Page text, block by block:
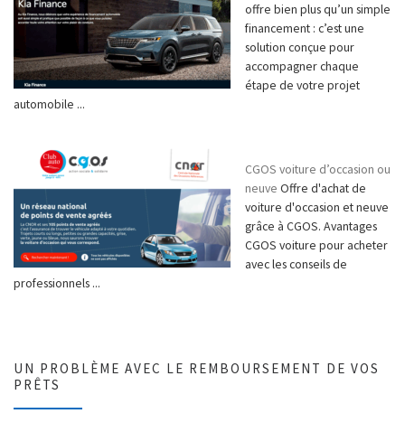
offre bien plus qu’un simple
financement : c’est une
solution conçue pour
accompagner chaque
étape de votre projet
automobile ...
CGOS voiture d’occasion ou
neuve Offre d'achat de
voiture d'occasion et neuve
grâce à CGOS. Avantages
CGOS voiture pour acheter
avec les conseils de
professionnels ...
UN PROBLÈME AVEC LE REMBOURSEMENT DE VOS
PRÊTS